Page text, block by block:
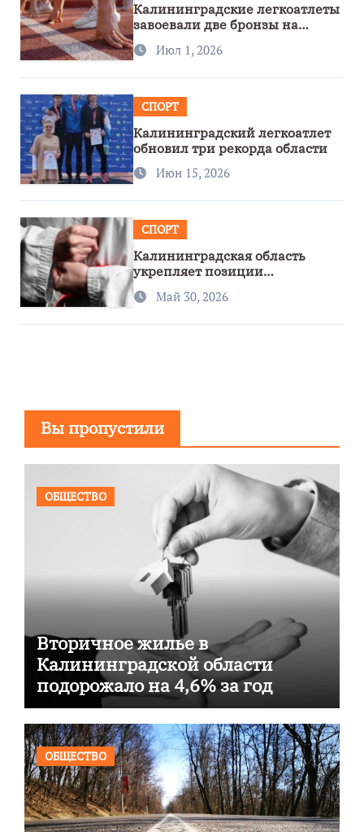
Калининградские легкоатлеты
завоевали две бронзы на
первенстве России
Июл 1, 2026
СПОРТ
Калининградский легкоатлет
обновил три рекорда области
Июн 15, 2026
СПОРТ
Калининградская область
укрепляет позиции
спортивного региона
Май 30, 2026
Вы пропустили
ОБЩЕСТВО
Вторичное жилье в
Калининградской области
подорожало на 4,6% за год
ОБЩЕСТВО